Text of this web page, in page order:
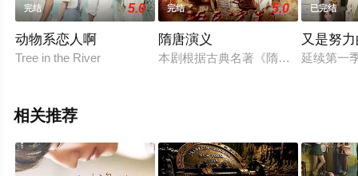
完结 5.0
动物系恋人啊
Tree in the River
完结 5.0
隋唐演义
本剧根据古典名著《隋唐演义》改编
已完结
又是努
延续第一
相关推荐